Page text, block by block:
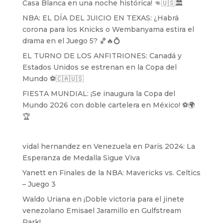
Casa Blanca en una noche histórica! 👊🇺🇸🏛️
NBA: EL DÍA DEL JUICIO EN TEXAS: ¿Habrá
corona para los Knicks o Wembanyama estira el
drama en el Juego 5? 🏀🔥💍
EL TURNO DE LOS ANFITRIONES: Canadá y
Estados Unidos se estrenan en la Copa del
Mundo ⚽️🇨🇦🇺🇸
FIESTA MUNDIAL: ¡Se inaugura la Copa del
Mundo 2026 con doble cartelera en México! ⚽️🌍
🏆
vidal hernandez en Venezuela en París 2024: La
Esperanza de Medalla Sigue Viva
Yanetten Finales de la NBA: Mavericks vs. Celtics
– Juego 3
Waldo Uriana en ¡Doble victoria para el jinete
venezolano Emisael Jaramillo en Gulfstream